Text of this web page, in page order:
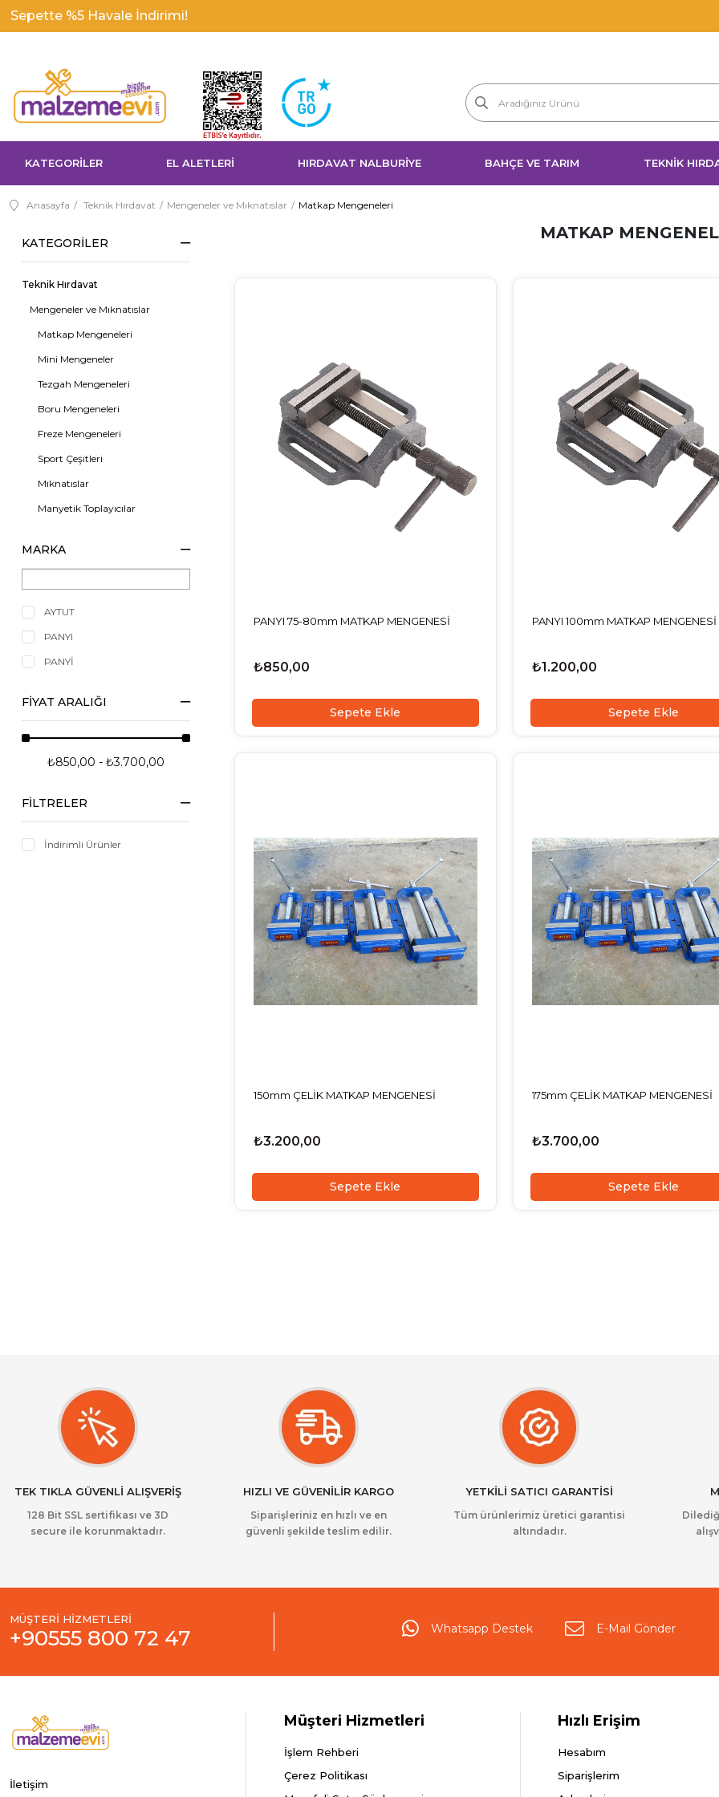
KATEGORİLER EL ALETLERİ HIRDAVAT NALBURİYE BAHÇE VE TARIM TEKNİK
Anasayfa Teknik Hırdavat Mengeneler ve Mıknatıslar Matkap Mengeneleri
KATEGORILER
Teknik Hırdavat
Mengeneler ve Mıknatıslar
Matkap Mengeneleri
Mini Mengeneler
Tezgah Mengeneleri
Boru Mengeneleri
Freze Mengeneleri
Sport Çeşitleri
Mıknatıslar
Manyetik Toplayıcılar
MARKA
AYTUT
PANYI
PANYİ
FIYAT ARALIĞI
₺850,00 - ₺3.700,00
FILTRELER
İndirimli Ürünler
MATKAP
PANYI 75-80mm MATKAP MENGENESİ
₺850,00
Sepete Ekle
PANYI 100mm MATKAP MENGENESİ
₺1.200,00
Sepete Ekle
150mm ÇELİK MATKAP MENGENESİ
₺3.200,00
Sepete Ekle
175mm ÇELİK MATKAP MENGENESİ
₺3.700,00
Sepete Ekle
TEK TIKLA GÜVENLİ ALIŞVERİŞ
128 Bit SSL sertifikası ve 3D
secure ile korunmaktadır.
HIZLI VE GÜVENİLİR KARGO
Siparişleriniz en hızlı ve en
güvenli şekilde teslim edilir.
YETKİLİ SATICI GARANTİSİ
Tüm ürünlerimiz üretici garantisi
altındadır.
MÜŞTERİ HİZMETLERİ
+90555 800 72 47 Whatsapp Destek E-Mail Gönder
İletişim
Müşteri Hizmetleri
İşlem Rehberi
Çerez Politikası
Hızlı Erişim
Hesabım
Siparişlerim